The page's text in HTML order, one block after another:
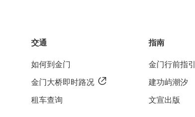
交通
如何到金门
金门大桥即时路况
租车查询
指南
金门行前指引
建功屿潮汐
文宣出版